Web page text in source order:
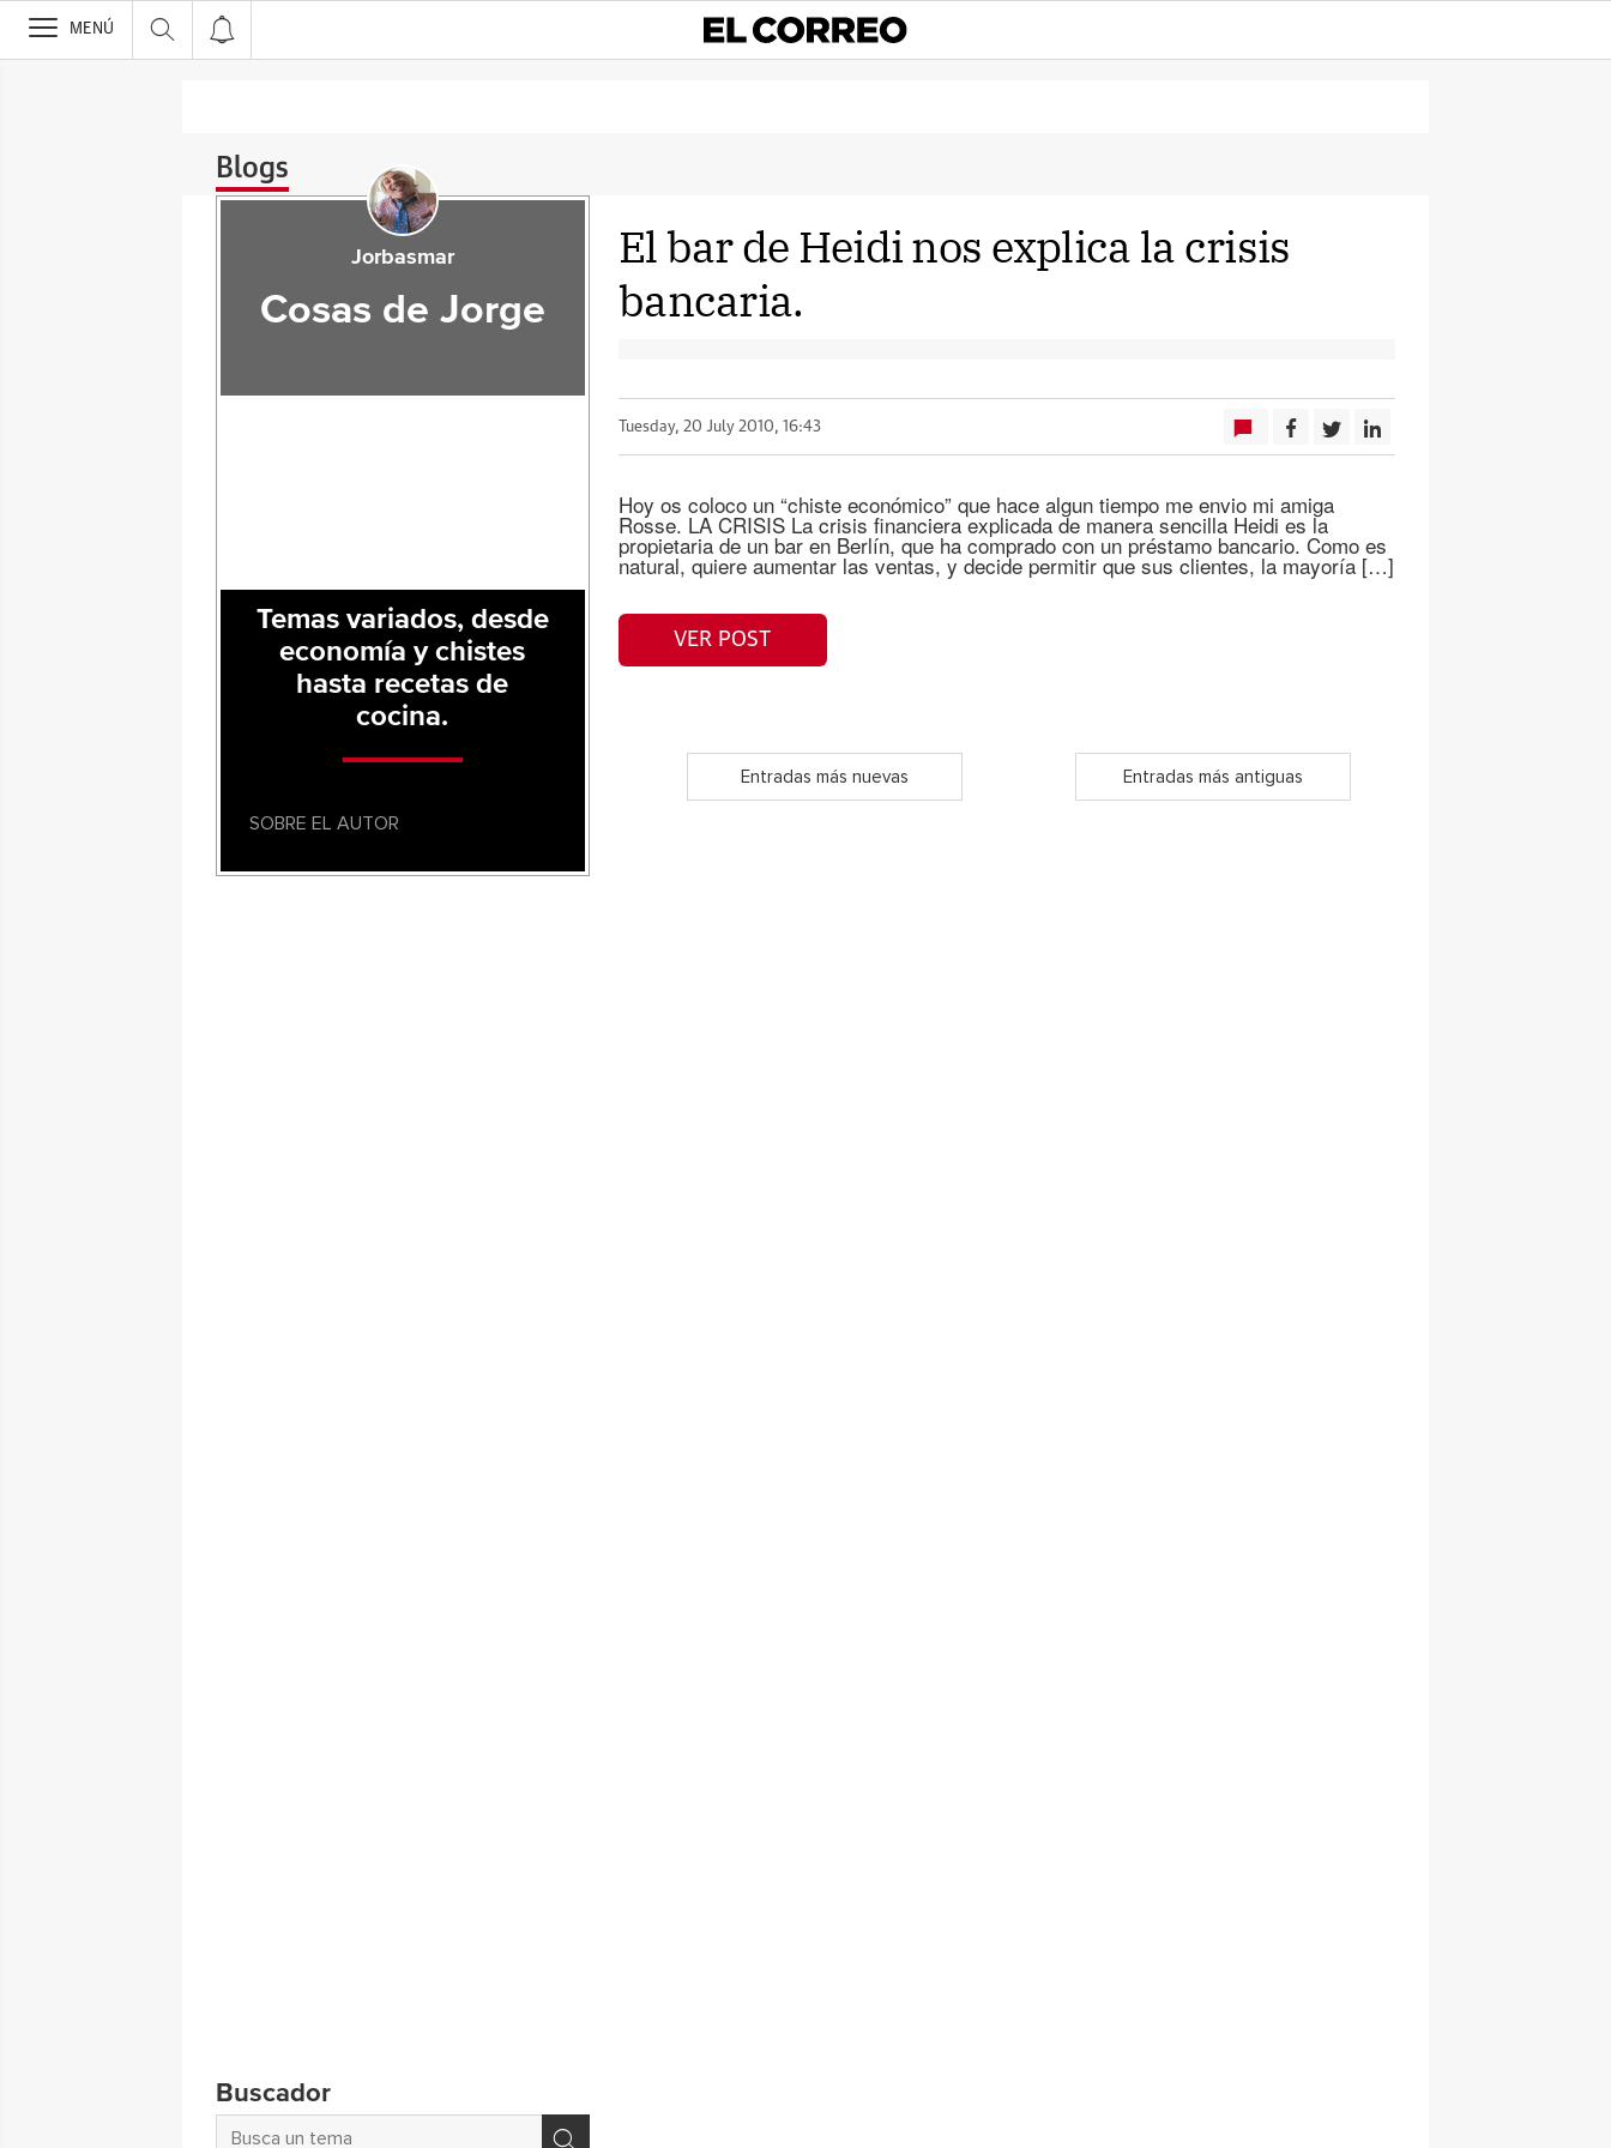
>
MENÚ
Blogs
El bar de Heidi nos explica la crisis
bancaria.
Tuesday, 20 July 2010, 16:43
Hoy os coloco un “chiste económico” que hace algun tiempo me envio mi amiga
Rosse. LA CRISIS La crisis financiera explicada de manera sencilla Heidi es la
propietaria de un bar en Berlín, que ha comprado con un préstamo bancario. Como es
natural, quiere aumentar las ventas, y decide permitir que sus clientes, la mayoría […]
VER POST
Entradas más nuevas Entradas más antiguas
Jorbasmar
Cosas de Jorge
Temas variados, desde
economía y chistes
hasta recetas de
cocina.
SOBRE EL AUTOR
Buscador